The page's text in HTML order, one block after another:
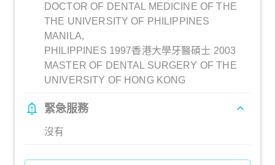
DOCTOR OF DENTAL MEDICINE OF THE
THE UNIVERSITY OF PHILIPPINES
MANILA,
PHILIPPINES 1997香港大學牙醫碩士 2003
MASTER OF DENTAL SURGERY OF THE
UNIVERSITY OF HONG KONG
緊急服務
沒有